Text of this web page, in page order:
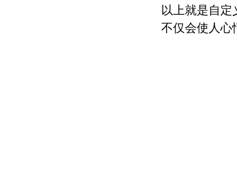
以上就是自
不仅会使人心